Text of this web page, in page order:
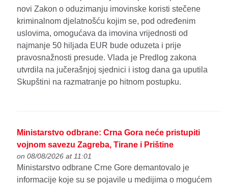
novi Zakon o oduzimanju imovinske koristi stečene
kriminalnom djelatnošću kojim se, pod određenim
uslovima, omogućava da imovina vrijednosti od
najmanje 50 hiljada EUR bude oduzeta i prije
pravosnažnosti presude. Vlada je Predlog zakona
utvrdila na jučerašnjoj sjednici i istog dana ga uputila
Skupštini na razmatranje po hitnom postupku.
Ministarstvo odbrane: Crna Gora neće pristupiti
vojnom savezu Zagreba, Tirane i Prištine
on 08/08/2026 at 11:01
Ministarstvo odbrane Crne Gore demantovalo je
informacije koje su se pojavile u medijima o mogućem